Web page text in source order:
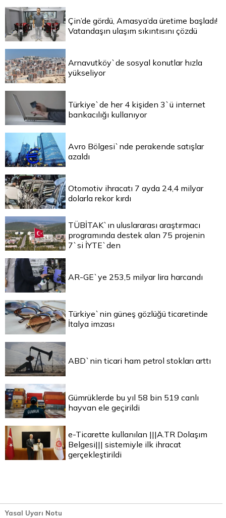
Çin’de gördü, Amasya’da üretime başladı!
Vatandaşın ulaşım sıkıntısını çözdü
Arnavutköy`de sosyal konutlar hızla
yükseliyor
Türkiye`de her 4 kişiden 3`ü internet
bankacılığı kullanıyor
Avro Bölgesi`nde perakende satışlar
azaldı
Otomotiv ihracatı 7 ayda 24,4 milyar
dolarla rekor kırdı
TÜBİTAK`ın uluslararası araştırmacı
programında destek alan 75 projenin
7`si İYTE`den
AR-GE`ye 253,5 milyar lira harcandı
Türkiye`nin güneş gözlüğü ticaretinde
İtalya imzası
ABD`nin ticari ham petrol stokları arttı
Gümrüklerde bu yıl 58 bin 519 canlı
hayvan ele geçirildi
e-Ticarette kullanılan |||A.TR Dolaşım
Belgesi||| sistemiyle ilk ihracat
gerçekleştirildi
Yasal Uyarı Notu